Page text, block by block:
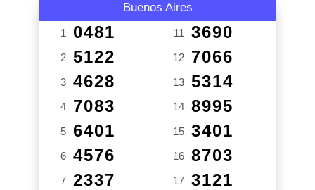
Buenos Aires
1 0481
2 5122
3 4628
4 7083
5 6401
6 4576
7 2337
11 3690
12 7066
13 5314
14 8995
15 3401
16 8703
17 3121